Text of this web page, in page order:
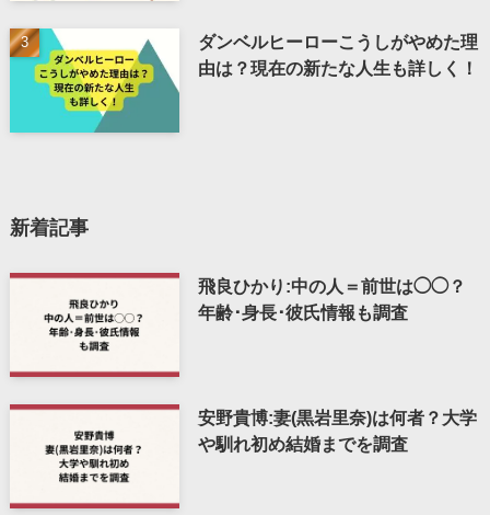
ダンベルヒーローこうしがやめた理
由は？現在の新たな人生も詳しく！
新着記事
飛良ひかり:中の人＝前世は◯◯？
年齢･身長･彼氏情報も調査
安野貴博:妻(黒岩里奈)は何者？大学
や馴れ初め結婚までを調査